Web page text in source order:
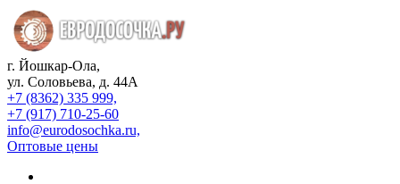
г. Йошкар-Ола,
ул. Соловьева, д. 44А
+7 (8362) 335 999,
+7 (917) 710-25-60
info@eurodosochka.ru,
Оптовые цены